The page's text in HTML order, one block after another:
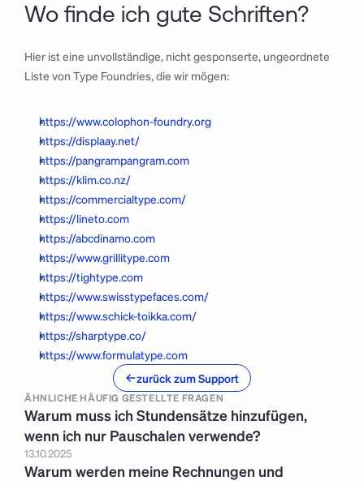
Wo finde ich gute Schriften?
Hier ist eine unvollständige, nicht gesponserte, ungeordnete
Liste von Type Foundries, die wir mögen:
https://www.colophon-foundry.org
https://displaay.net/
https://pangrampangram.com
https://klim.co.nz/
https://commercialtype.com/
https://lineto.com
https://abcdinamo.com
https://www.grillitype.com
https://tightype.com
https://www.swisstypefaces.com/
https://www.schick-toikka.com/
https://sharptype.co/
https://www.formulatype.com
zurück zum Support
ÄHNLICHE HÄUFIG GESTELLTE FRAGEN
Warum muss ich Stundensätze hinzufügen,
wenn ich nur Pauschalen verwende?
13.10.2025
Warum werden meine Rechnungen und